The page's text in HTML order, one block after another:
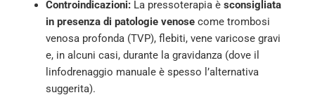
Controindicazioni: La pressoterapia è sconsigliata
in presenza di patologie venose come trombosi
venosa profonda (TVP), flebiti, vene varicose gravi
e, in alcuni casi, durante la gravidanza (dove il
linfodrenaggio manuale è spesso l’alternativa
suggerita).